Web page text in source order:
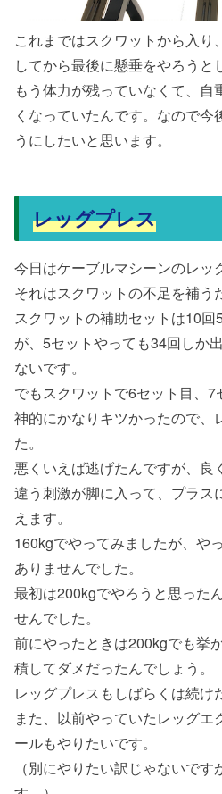
これまではスクワットから入り
してから最後に懸垂をやろうと
もう体力が残っていなくて、
くなっていたんです。なので今
うにしたいと思います。
レッグプレス
今日はケーブルマシーンのレッ
それはスクワットの不足を補う
スクワットの補助セットは10
が、5セットやっても34回しか
ないです。
でもスクワットで6セット目、
神的にかなりキツかったので、
た。
悪くいえば逃げたんですが、良
違う刺激が脚に入って、プラス
えます。
160kgでやってみましたが、や
ありませんでした。
最初は200kgでやろうと思った
せんでした。
前にやったときは200kgでも挙
積してダメだったんでしょう。
レッグプレスもしばらくは続け
また、以前やっていたレッグエ
ールもやりたいです。
（別にやりたい訳じゃないで